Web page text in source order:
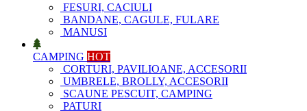
FESURI, CACIULI
BANDANE, CAGULE, FULARE
MANUSI
CAMPING HOT
CORTURI, PAVILIOANE, ACCESORII
UMBRELE, BROLLY, ACCESORII
SCAUNE PESCUIT, CAMPING
PATURI